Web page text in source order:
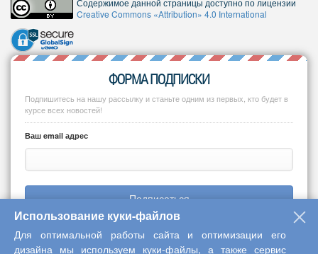
Содержимое данной страницы доступно по лицензии
Creative Commons «Attribution» 4.0 International
ФОРМА ПОДПИСКИ
Подпишитесь на нашу рассылку и станьте одним из первых, кто будет в
курсе всех новостей!
Ваш email адрес
Подписаться
Использование куки-файлов
Для оптимальной работы сайта и оптимизации его
дизайна мы используем куки-файлы, а также сервис